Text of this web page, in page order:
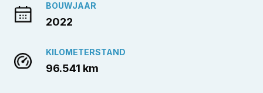
BOUWJAAR
2022
KILOMETERSTAND
96.541 km